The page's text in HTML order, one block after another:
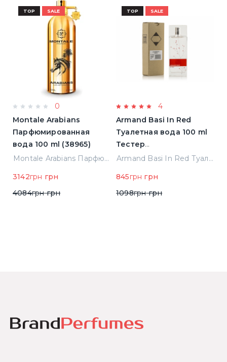
TOP SALE
4
Armand Basi In Red
Туалетная вода 100 ml
Тестер
(8427395947208)
Armand Basi In Red Туалетная вода 100 ml Тестер (8427395947208)
845грнгрн
1098грнгрн
TOP SALE
0
Lancome La Vie Est Belle
L'elixir
Парфюмированная
вода 1.2 ml Пробник
Lancome La Vie Est Belle L'elixir Парфюмированная вода 1.2 ml Пробник
58грнгрн